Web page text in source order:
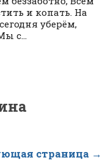
и копать. На
уберём,
с...
страница →